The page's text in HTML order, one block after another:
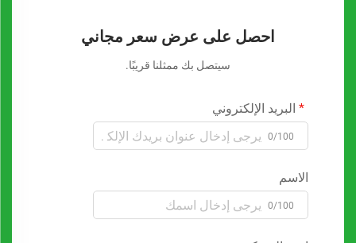
احصل على عرض سعر مجاني
سيتصل بك ممثلنا قريبًا.
البريد الإلكتروني
0/100
الاسم
0/100